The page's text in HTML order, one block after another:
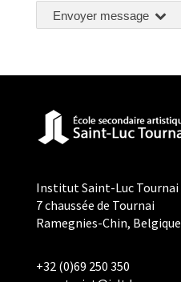
Envoyer message
Institut Saint-Luc Tournai
7 chaussée de Tournai
Ramegnies-Chin, Belgique
+32 (0)69 250 350